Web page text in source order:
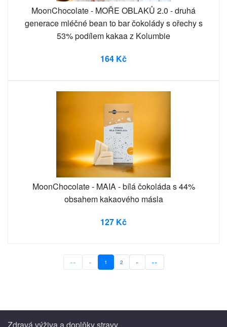
MoonChocolate - MOŘE OBLAKŮ 2.0 - druhá
generace mléčné bean to bar čokolády s ořechy s
53% podílem kakaa z Kolumbie
164 Kč
MoonChocolate - MAIA - bílá čokoláda s 44%
obsahem kakaového másla
127 Kč
«« « 1 2 » »»
Zdravá výživa a doplňky stravy